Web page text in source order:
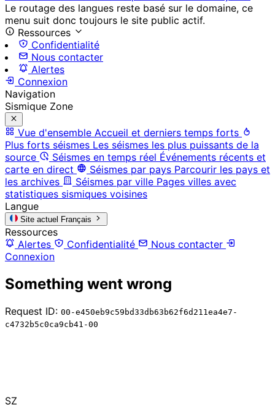
Le routage des langues reste basé sur le domaine, ce
menu suit donc toujours le site public actif.
Ressources
Confidentialité
Nous contacter
Alertes
Connexion
Navigation
Sismique Zone
Vue d'ensemble Accueil et derniers temps forts
Plus forts séismes Les séismes les plus puissants de la
source
Séismes en temps réel Événements récents et
carte en direct
Séismes par pays Parcourir les pays et
les archives
Séismes par ville Pages villes avec
statistiques sismiques voisines
Langue
Site actuel Français
Ressources
Alertes
Confidentialité
Nous contacter
Connexion
Something went wrong
Request ID: 00-e450eb9c59bd33db63b62f6d211ea4e7-
c4732b5c0ca9cb41-00
SZ